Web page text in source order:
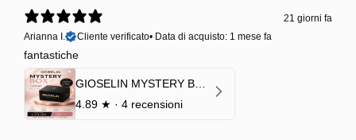
21 giorni fa
Arianna I.
Cliente verificato• Data di acquisto: 1 mese fa
fantastiche
4.89 ★ · 4 recensioni